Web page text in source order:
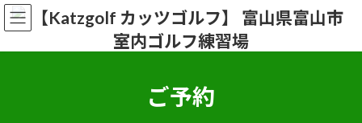
コ
ン
ン
ナ
ビ
ー
ご予約